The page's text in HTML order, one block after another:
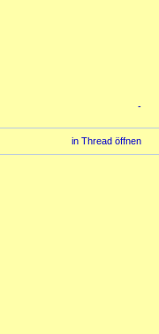
-
in Thread öffnen